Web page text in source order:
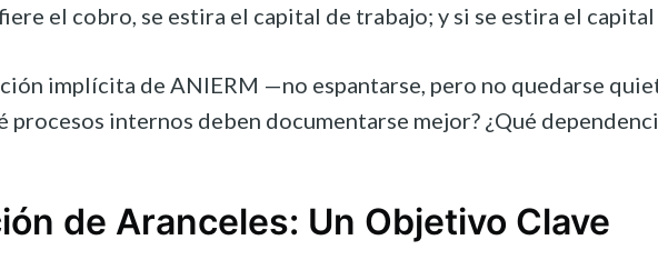
el cobro, se estira el capital de trabajo; y si se estira el
implícita de ANIERM —no espantarse, pero no quedarse
procesos internos deben documentarse mejor? ¿Qué
de Aranceles: Un Objetivo Clave